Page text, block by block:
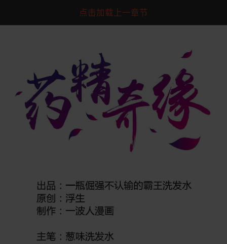
点击加载上一章节